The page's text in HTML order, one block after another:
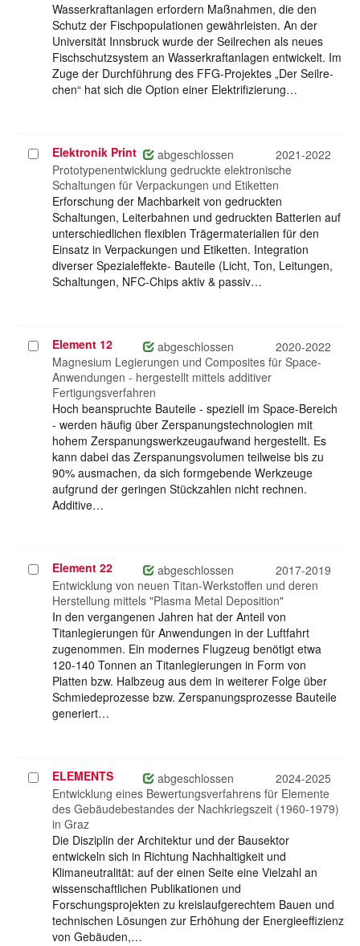
Wasserkraftanlagen erfordern Maßnahmen, die den
Schutz der Fischpopulationen gewährleisten. An der
Universität Innsbruck wurde der Seilrechen als neues
Fischschutzsystem an Wasserkraftanlagen entwickelt. Im
Zuge der Durchführung des FFG-Projektes „Der Seilre-
chen“ hat sich die Option einer Elektrifizierung…
Projekt
auswählen
Elektronik Print abgeschlossen
2021-2022
Prototypenentwicklung gedruckte elektronische
Schaltungen für Verpackungen und Etiketten
Erforschung der Machbarkeit von gedruckten
Schaltungen, Leiterbahnen und gedruckten Batterien auf
unterschiedlichen flexiblen Trägermaterialien für den
Einsatz in Verpackungen und Etiketten. Integration
diverser Spezialeffekte- Bauteile (Licht, Ton, Leitungen,
Schaltungen, NFC-Chips aktiv & passiv…
Projekt
auswählen
Element 12 abgeschlossen
2020-2022
Magnesium Legierungen und Composites für Space-
Anwendungen - hergestellt mittels additiver
Fertigungsverfahren
Hoch beanspruchte Bauteile - speziell im Space-Bereich
- werden häufig über Zerspanungstechnologien mit
hohem Zerspanungswerkzeugaufwand hergestellt. Es
kann dabei das Zerspanungsvolumen teilweise bis zu
90% ausmachen, da sich formgebende Werkzeuge
aufgrund der geringen Stückzahlen nicht rechnen.
Additive…
Projekt
auswählen
Element 22 abgeschlossen
2017-2019
Entwicklung von neuen Titan-Werkstoffen und deren
Herstellung mittels "Plasma Metal Deposition"
In den vergangenen Jahren hat der Anteil von
Titanlegierungen für Anwendungen in der Luftfahrt
zugenommen. Ein modernes Flugzeug benötigt etwa
120-140 Tonnen an Titanlegierungen in Form von
Platten bzw. Halbzeug aus dem in weiterer Folge über
Schmiedeprozesse bzw. Zerspanungsprozesse Bauteile
generiert…
Projekt
auswählen
ELEMENTS abgeschlossen
2024-2025
Entwicklung eines Bewertungsverfahrens für Elemente
des Gebäudebestandes der Nachkriegszeit (1960-1979)
in Graz
Die Disziplin der Architektur und der Bausektor
entwickeln sich in Richtung Nachhaltigkeit und
Klimaneutralität: auf der einen Seite eine Vielzahl an
wissenschaftlichen Publikationen und
Forschungsprojekten zu kreislaufgerechtem Bauen und
technischen Lösungen zur Erhöhung der Energieeffizienz
von Gebäuden,…